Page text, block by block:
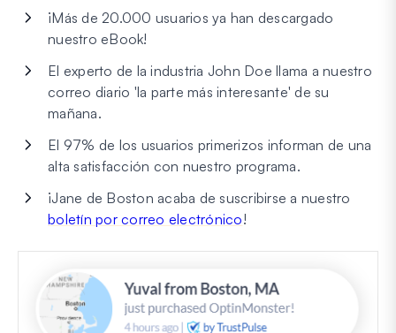
¡Más de 20.000 usuarios ya han descargado
nuestro eBook!
El experto de la industria John Doe llama a nuestro
correo diario 'la parte más interesante' de su
mañana.
El 97% de los usuarios primerizos informan de una
alta satisfacción con nuestro programa.
¡Jane de Boston acaba de suscribirse a nuestro
boletín por correo electrónico!